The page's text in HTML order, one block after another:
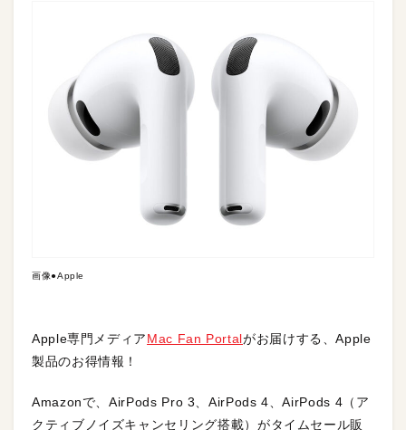
画像●Apple
Apple専門メディアMac Fan Portalがお届けする、Apple
製品のお得情報！
Amazonで、AirPods Pro 3、AirPods 4、AirPods 4（ア
クティブノイズキャンセリング搭載）がタイムセール販